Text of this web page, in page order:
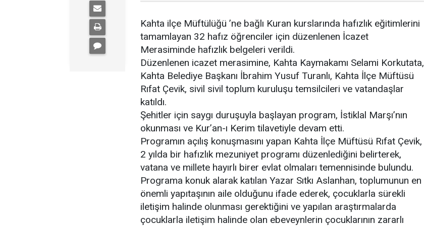
Kahta ilçe Müftülüğü ’ne bağlı Kuran kurslarında hafızlık eğitimlerini
tamamlayan 32 hafız öğrenciler için düzenlenen İcazet
Merasiminde hafızlık belgeleri verildi.
Düzenlenen icazet merasimine, Kahta Kaymakamı Selami Korkutata,
Kahta Belediye Başkanı İbrahim Yusuf Turanlı, Kahta İlçe Müftüsü
Rıfat Çevik, sivil sivil toplum kuruluşu temsilcileri ve vatandaşlar
katıldı.
Şehitler için saygı duruşuyla başlayan program, İstiklal Marşı’nın
okunması ve Kur’an-ı Kerim tilavetiyle devam etti.
Programın açılış konuşmasını yapan Kahta İlçe Müftüsü Rıfat Çevik,
2 yılda bir hafızlık mezuniyet programı düzenlediğini belirterek,
vatana ve millete hayırlı birer evlat olmaları temennisinde bulundu.
Programa konuk alarak katılan Yazar Sıtkı Aslanhan, toplumunun en
önemli yapıtaşının aile olduğunu ifade ederek, çocuklarla sürekli
iletişim halinde olunması gerektiğini ve yapılan araştırmalarda
çocuklarla iletişim halinde olan ebeveynlerin çocuklarının zararlı